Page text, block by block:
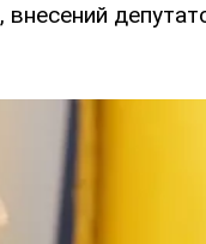
, внесений